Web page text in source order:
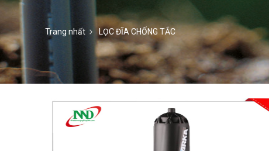
Trang nhất LỌC ĐĨA CHỐNG TẮC